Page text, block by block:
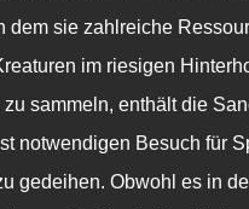
dem sie zahlreiche
im riesigen
sammeln, enthält die
notwendigen Besuch für
gedeihen. Obwohl es in